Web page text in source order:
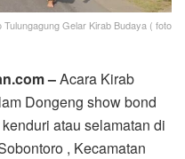
Gelar Kirab Budaya ( foto
–Acara Kirab
Dongeng show bond
atau selamatan di
, Kecamatan